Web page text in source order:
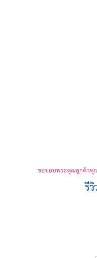
ขอขอบพระคุณลูกค้าทุก
รีวิ